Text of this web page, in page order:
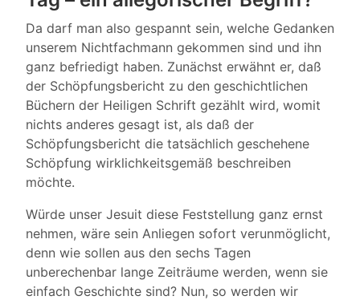
Da darf man also gespannt sein, welche Gedanken
unserem Nichtfachmann gekommen sind und ihn
ganz befriedigt haben. Zunächst erwähnt er, daß
der Schöpfungsbericht zu den geschichtlichen
Büchern der Heiligen Schrift gezählt wird, womit
nichts anderes gesagt ist, als daß der
Schöpfungsbericht die tatsächlich geschehene
Schöpfung wirklichkeitsgemäß beschreiben
möchte.
Würde unser Jesuit diese Feststellung ganz ernst
nehmen, wäre sein Anliegen sofort verunmöglicht,
denn wie sollen aus den sechs Tagen
unberechenbar lange Zeiträume werden, wenn sie
einfach Geschichte sind? Nun, so werden wir